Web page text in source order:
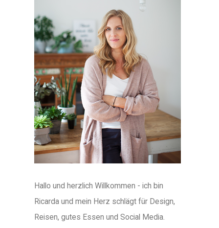
Hallo und herzlich Willkommen - ich bin
Ricarda und mein Herz schlägt für Design,
Reisen, gutes Essen und Social Media.